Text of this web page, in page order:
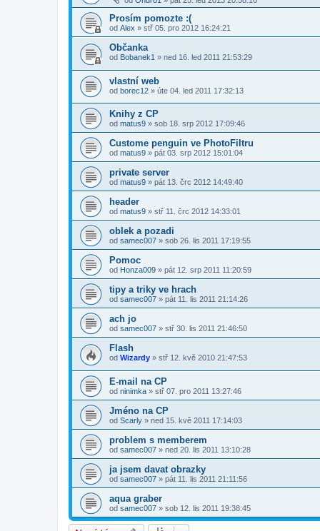
Prosím pomozte :(
od Alex » stř 05. pro 2012 16:24:21
Občanka
od Bobanek1 » ned 16. led 2011 21:53:29
vlastní web
od borec12 » úte 04. led 2011 17:32:13
Knihy z CP
od matus9 » sob 18. srp 2012 17:09:46
Custome penguin ve PhotoFiltru
od matus9 » pát 03. srp 2012 15:01:04
private server
od matus9 » pát 13. črc 2012 14:49:40
header
od matus9 » stř 11. črc 2012 14:33:01
oblek a pozadi
od samec007 » sob 26. lis 2011 17:19:55
Pomoc
od Honza009 » pát 12. srp 2011 11:20:59
tipy a triky ve hrach
od samec007 » pát 11. lis 2011 21:14:26
ach jo
od samec007 » stř 30. lis 2011 21:46:50
Flash
od Wizardy » stř 12. kvě 2010 21:47:53
E-mail na CP
od ninimka » stř 07. pro 2011 13:27:46
Jméno na CP
od Scarly » ned 15. kvě 2011 17:14:03
problem s memberem
od samec007 » ned 20. lis 2011 13:10:28
ja jsem davat obrazky
od samec007 » pát 11. lis 2011 21:11:56
aqua graber
od samec007 » sob 12. lis 2011 19:38:45